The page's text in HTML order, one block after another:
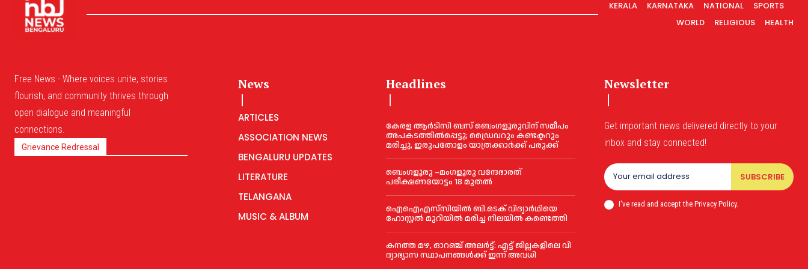
KERALA KARNATAKA NATIONAL
SPORTS
WORLD
RELIGIOUS HEALTH
Free News - Where voices unite, stories
flourish, and community thrives through
open dialogue and meaningful
connections.
Grievance Redressal
News
ARTICLES
ASSOCIATION NEWS
BENGALURU UPDATES
LITERATURE
TELANGANA
MUSIC & ALBUM
Headlines
കേരള ആർടിസി ബസ് ബെംഗളൂരുവിന് സമീപം
അപകടത്തിൽപ്പെട്ടു; ഡ്രൈവറും കണ്ടക്ടറും
മരിച്ചു, ഇരുപതോളം യാത്രക്കാർക്ക് പരുക്ക്
ബെംഗളൂരു –മംഗളൂരു വന്ദേഭാരത്
പരീക്ഷണയോട്ടം 18 മുതൽ
ഐഐഎസ്‌സിയിൽ ബി.ടെക് വിദ്യാർഥിയെ
ഹോസ്റ്റൽ മുറിയിൽ മരിച്ച നിലയിൽ കണ്ടെത്തി
ക​ന​ത്ത മ​ഴ, ഓറഞ്ച് അലർട്ട്: എ​ട്ട് ജി​ല്ല​ക​ളി​ലെ വി​
ദ്യാ​ഭ്യാ​സ സ്ഥാ​പ​ന​ങ്ങ​ൾ​ക്ക് ഇ​ന്ന് അ​വ​ധി
Newsletter
Get important news delivered directly to your
inbox and stay connected!
SUBSCRIBE
I've read and accept the Privacy Policy.